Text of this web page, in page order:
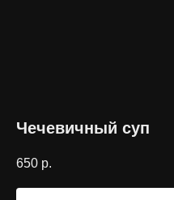
Чечевичный суп
650 р.